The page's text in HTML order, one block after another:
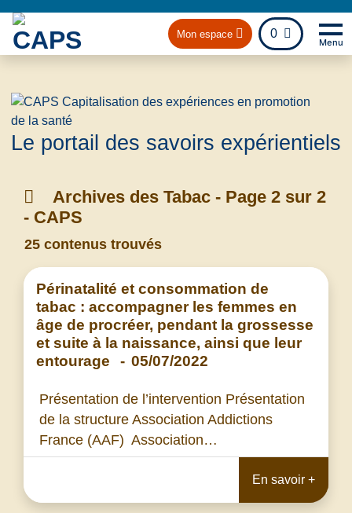
Mon espace 0
fichier
Menu
Le portail des savoirs expérientiels
Archives des Tabac - Page 2 sur 2
- CAPS
25 contenus trouvés
Périnatalité et consommation de
tabac : accompagner les femmes en
âge de procréer, pendant la grossesse
et suite à la naissance, ainsi que leur
entourage
- 05/07/2022
Présentation de l’intervention Présentation
de la structure Association Addictions
France (AAF) Association…
En savoir +